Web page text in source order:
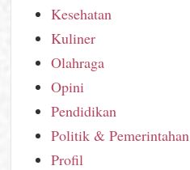
Kesehatan
Kuliner
Olahraga
Opini
Pendidikan
Politik & Pemerintahan
Profil